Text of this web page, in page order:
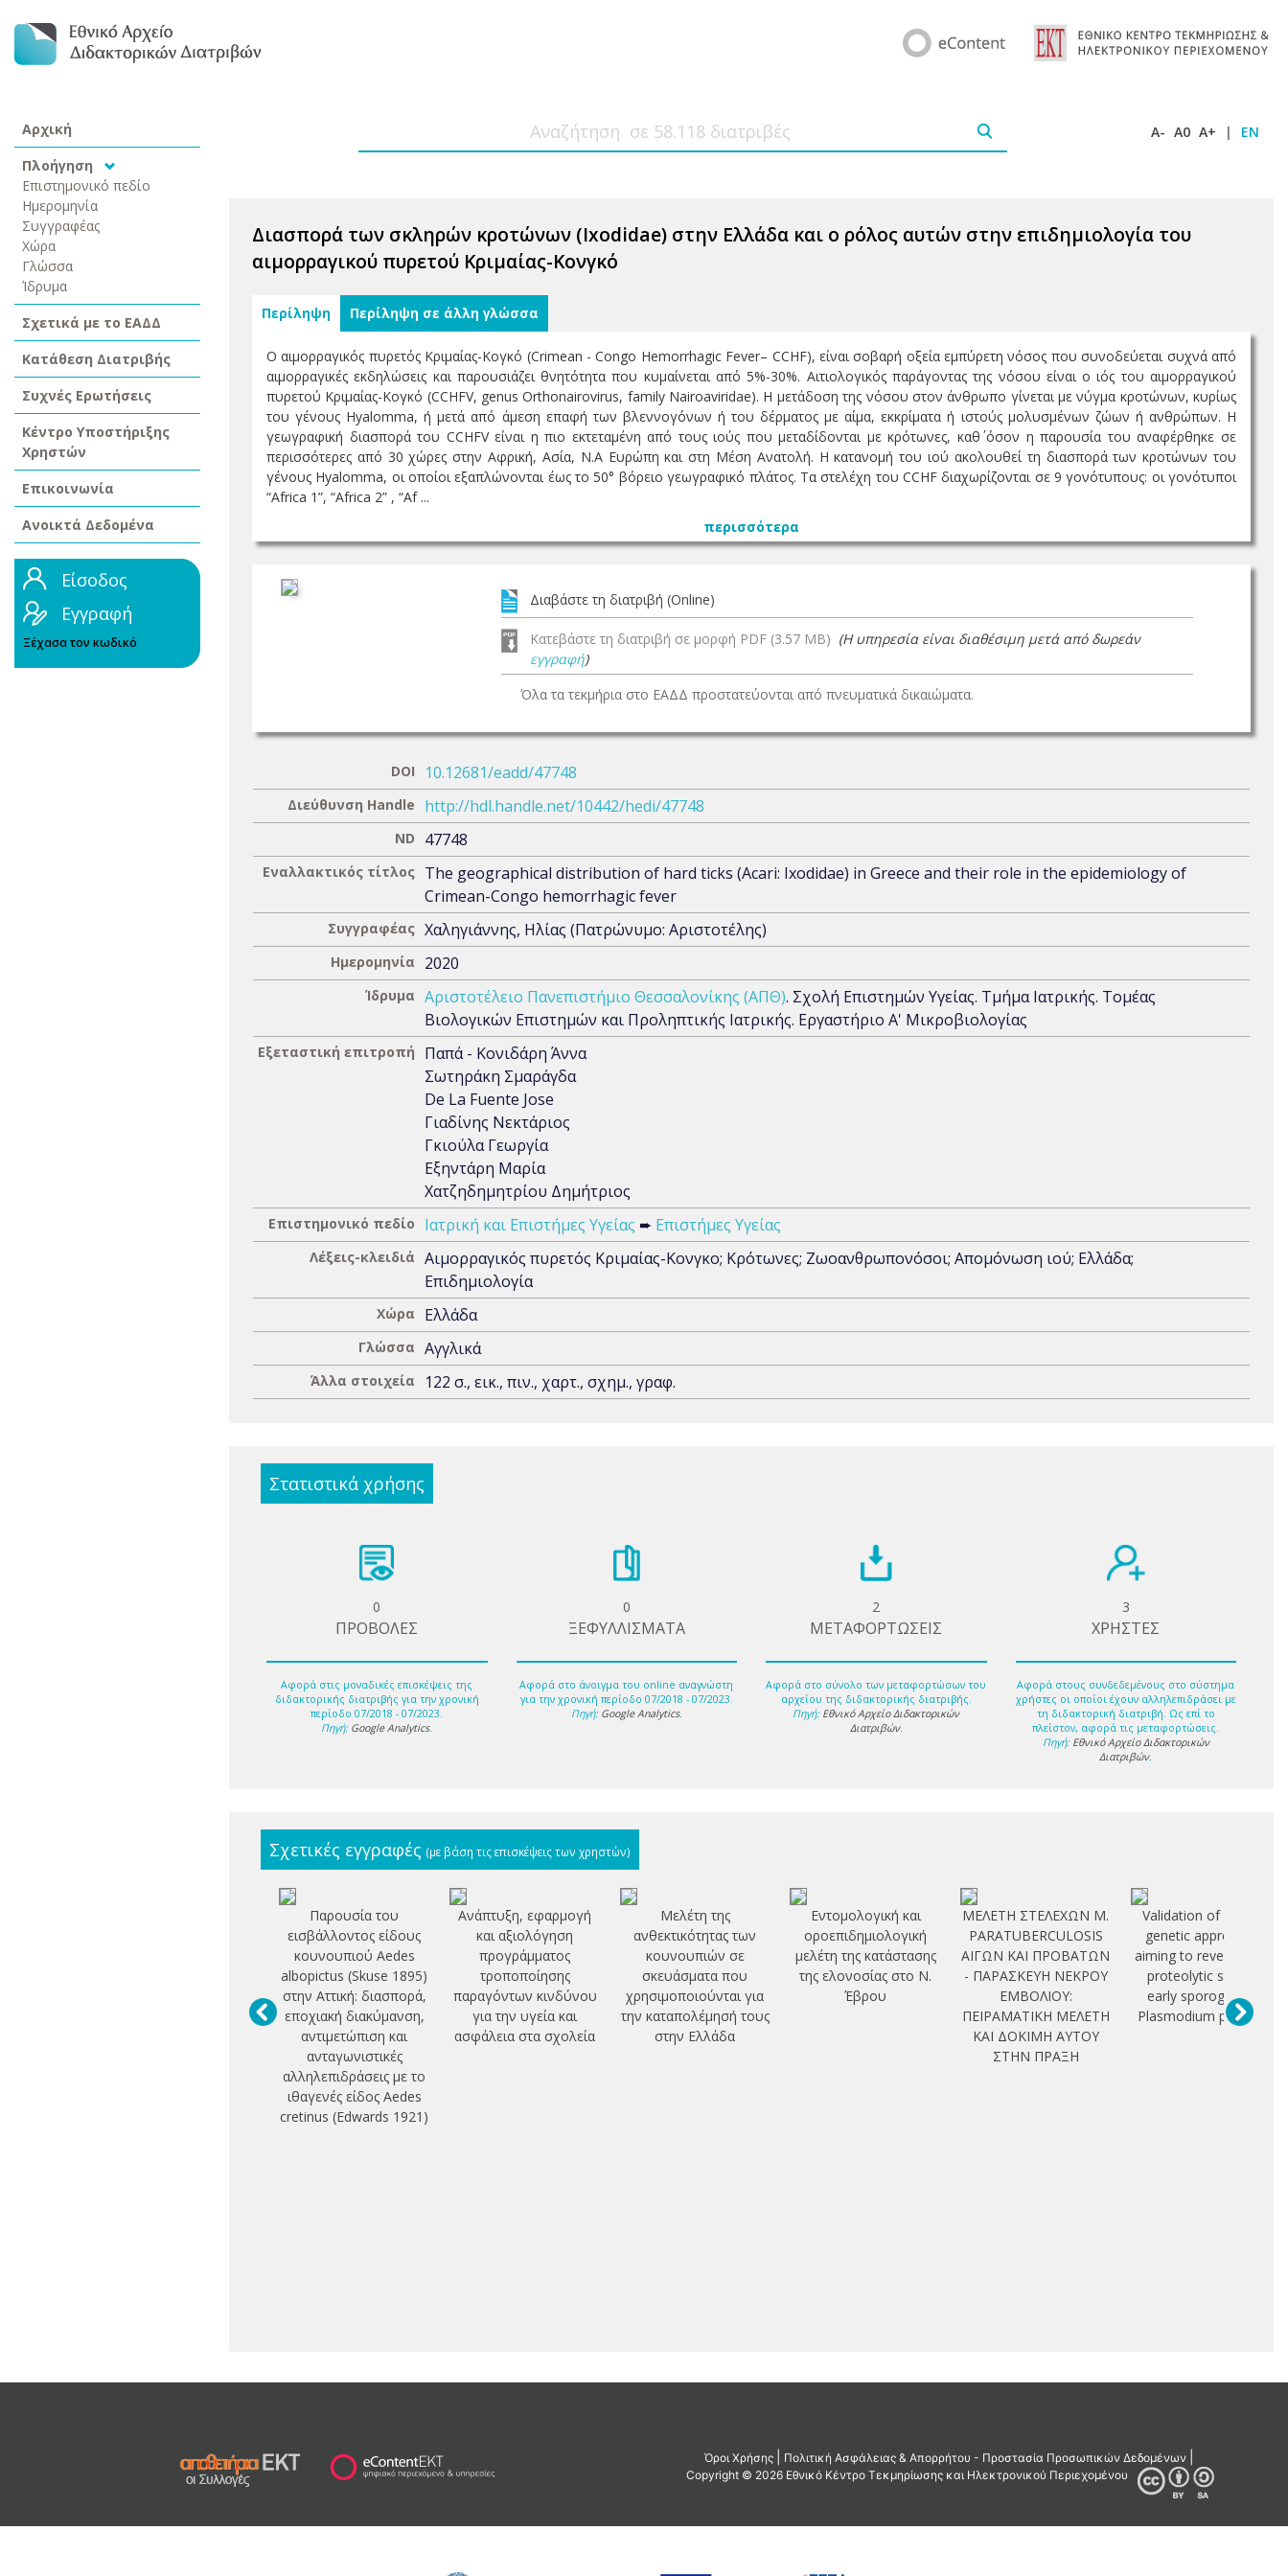
Αρχική
Πλοήγηση
Επιστημονικό πεδίο
Ημερομηνία
Συγγραφέας
Χώρα
Γλώσσα
Ίδρυμα
Σχετικά με το ΕΑΔΔ
Κατάθεση Διατριβής
Συχνές Ερωτήσεις
Κέντρο Υποστήριξης
Χρηστών
Επικοινωνία
Ανοικτά Δεδομένα
Είσοδος
Εγγραφή
Ξέχασα τον κωδικό
A- A0 A+ | EN
Διασπορά των σκληρών κροτώνων (Ixodidae) στην Ελλάδα και ο ρόλος αυτών στην επιδημιολογία του
αιμορραγικού πυρετού Κριμαίας-Κονγκό
Περίληψη Περίληψη σε άλλη γλώσσα
Ο αιμορραγικός πυρετός Κριμαίας-Κογκό (Crimean - Congo Hemorrhagic Fever– CCHF), είναι σοβαρή οξεία εμπύρετη νόσος που συνοδεύεται συχνά από
αιμορραγικές εκδηλώσεις και παρουσιάζει θνητότητα που κυμαίνεται από 5%-30%. Αιτιολογικός παράγοντας της νόσου είναι ο ιός του αιμορραγικού
πυρετού Κριμαίας-Κογκό (CCHFV, genus Orthonairovirus, family Nairoaviridae). Η μετάδοση της νόσου στον άνθρωπο γίνεται με νύγμα κροτώνων, κυρίως
του γένους Hyalomma, ή μετά από άμεση επαφή των βλεννογόνων ή του δέρματος με αίμα, εκκρίματα ή ιστούς μολυσμένων ζώων ή ανθρώπων. Η
γεωγραφική διασπορά του CCHFV είναι η πιο εκτεταμένη από τους ιούς που μεταδίδονται με κρότωνες, καθ΄ όσον η παρουσία του αναφέρθηκε σε
περισσότερες από 30 χώρες στην Αφρική, Ασία, Ν.Α Ευρώπη και στη Μέση Ανατολή. Η κατανομή του ιού ακολουθεί τη διασπορά των κροτώνων του
γένους Hyalomma, οι οποίοι εξαπλώνονται έως το 50° βόρειο γεωγραφικό πλάτος. Τα στελέχη του CCHF διαχωρίζονται σε 9 γονότυπους: οι γονότυποι
“Africa 1”, “Africa 2” , “Af ...
περισσότερα
Διαβάστε τη διατριβή (Online)
Κατεβάστε τη διατριβή σε μορφή PDF (3.57 MB) (Η υπηρεσία είναι διαθέσιμη μετά από δωρεάν
εγγραφή)
Όλα τα τεκμήρια στο ΕΑΔΔ προστατεύονται από πνευματικά δικαιώματα.
DOI 10.12681/eadd/47748
Διεύθυνση Handle http://hdl.handle.net/10442/hedi/47748
ND 47748
Εναλλακτικός τίτλος The geographical distribution of hard ticks (Acari: Ixodidae) in Greece and their role in the epidemiology of
Crimean-Congo hemorrhagic fever
Συγγραφέας Χαληγιάννης, Ηλίας (Πατρώνυμο: Αριστοτέλης)
Ημερομηνία 2020
Ίδρυμα Αριστοτέλειο Πανεπιστήμιο Θεσσαλονίκης (ΑΠΘ). Σχολή Επιστημών Υγείας. Τμήμα Ιατρικής. Τομέας
Βιολογικών Επιστημών και Προληπτικής Ιατρικής. Εργαστήριο Α' Μικροβιολογίας
Εξεταστική επιτροπή
Παπά - Κονιδάρη Άννα
Σωτηράκη Σμαράγδα
De La Fuente Jose
Γιαδίνης Νεκτάριος
Γκιούλα Γεωργία
Εξηντάρη Μαρία
Χατζηδημητρίου Δημήτριος
Επιστημονικό πεδίο Ιατρική και Επιστήμες Υγείας ➨ Επιστήμες Υγείας
Λέξεις-κλειδιά Αιμορραγικός πυρετός Κριμαίας-Κονγκο; Κρότωνες; Ζωοανθρωπονόσοι; Απομόνωση ιού; Ελλάδα;
Επιδημιολογία
Χώρα Ελλάδα
Γλώσσα Αγγλικά
Άλλα στοιχεία 122 σ., εικ., πιν., χαρτ., σχημ., γραφ.
Στατιστικά χρήσης
0
ΠΡΟΒΟΛΕΣ
Αφορά στις μοναδικές επισκέψεις της
διδακτορικής διατριβής για την χρονική
περίοδο 07/2018 - 07/2023.
Πηγή: Google Analytics.
0
ΞΕΦΥΛΛΙΣΜΑΤΑ
Αφορά στο άνοιγμα του online αναγνώστη
για την χρονική περίοδο 07/2018 - 07/2023.
Πηγή: Google Analytics.
2
ΜΕΤΑΦΟΡΤΩΣΕΙΣ
Αφορά στο σύνολο των μεταφορτώσων του
αρχείου της διδακτορικής διατριβής.
Πηγή: Εθνικό Αρχείο Διδακτορικών
Διατριβών.
3
ΧΡΗΣΤΕΣ
Αφορά στους συνδεδεμένους στο σύστημα
χρήστες οι οποίοι έχουν αλληλεπιδράσει με
τη διδακτορική διατριβή. Ως επί το
πλείστον, αφορά τις μεταφορτώσεις.
Πηγή: Εθνικό Αρχείο Διδακτορικών
Διατριβών.
Σχετικές εγγραφές (με βάση τις επισκέψεις των χρηστών)
Παρουσία του
εισβάλλοντος είδους
κουνουπιού Aedes
albopictus (Skuse 1895)
στην Αττική: διασπορά,
εποχιακή διακύμανση,
αντιμετώπιση και
ανταγωνιστικές
αλληλεπιδράσεις με το
ιθαγενές είδος Aedes
cretinus (Edwards 1921)
Ανάπτυξη, εφαρμογή
και αξιολόγηση
προγράμματος
τροποποίησης
παραγόντων κινδύνου
για την υγεία και
ασφάλεια στα σχολεία
Μελέτη της
ανθεκτικότητας των
κουνουπιών σε
σκευάσματα που
χρησιμοποιούνται για
την καταπολέμησή τους
στην Ελλάδα
Εντομολογική και
οροεπιδημιολογική
μελέτη της κατάστασης
της ελονοσίας στο Ν.
Έβρου
ΜΕΛΕΤΗ ΣΤΕΛΕΧΩΝ M.
PARATUBERCULOSIS
ΑΙΓΩΝ ΚΑΙ ΠΡΟΒΑΤΩΝ
- ΠΑΡΑΣΚΕΥΗ ΝΕΚΡΟΥ
ΕΜΒΟΛΙΟΥ:
ΠΕΙΡΑΜΑΤΙΚΗ ΜΕΛΕΤΗ
ΚΑΙ ΔΟΚΙΜΗ ΑΥΤΟΥ
ΣΤΗΝ ΠΡΑΞΗ
Validation of reverse
genetic approaches
aiming to reveal critical
proteolytic steps in
early sporogony of
Plasmodium parasites